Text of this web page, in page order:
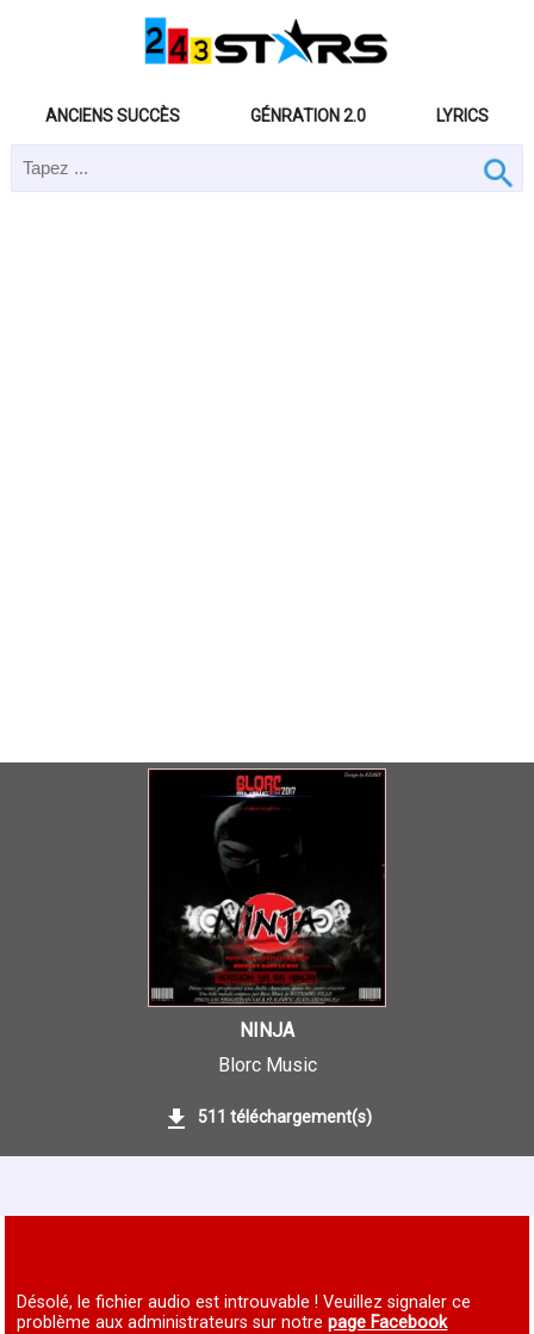
ANCIENS SUCCÈS GÉNRATION 2.0 LYRICS
NINJA
Blorc Music
511 téléchargement(s)
Désolé, le fichier audio est introuvable ! Veuillez signaler ce
problème aux administrateurs sur notrepage Facebook